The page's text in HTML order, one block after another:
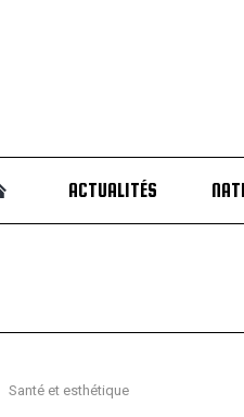
ACTUALITÉS
Santé et esthétique